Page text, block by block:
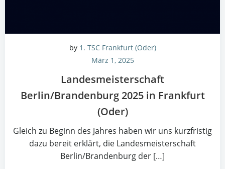
by 1. TSC Frankfurt (Oder)
März 1, 2025
Lan­des­meis­ter­schaft
Berlin/Brandenburg 2025 in Frank­furt
(Oder)
Gleich zu Beginn des Jah­res haben wir uns kurz­fris­tig
dazu bereit erklärt, die Lan­des­meis­ter­schaft
Berlin/Brandenburg der […]